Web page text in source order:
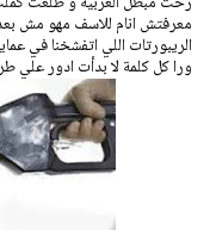
معرفتش انام للاسف مهو مش
الريبورتات اللي اتفشخنا في
ورا كل كلمة لا بدأت ادور علي